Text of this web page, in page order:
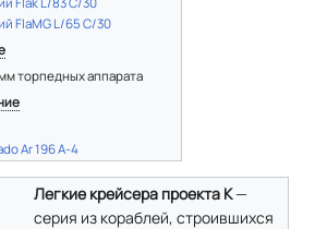
FlaMG L/65 C/30
торпедных аппарата
Ar 196 A-4
Легкие крейсера проекта K—
серия из кораблей, строившихся